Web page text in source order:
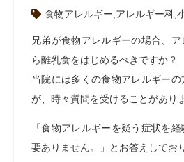
食物アレルギー アレルギー科
兄弟が食物アレルギーの場合、
ら離乳食をはじめるべきですか？
当院には多くの食物アレルギー
が、時々質問を受けることがあり
「食物アレルギーを疑う症状を
要ありません。」とお答えしてお